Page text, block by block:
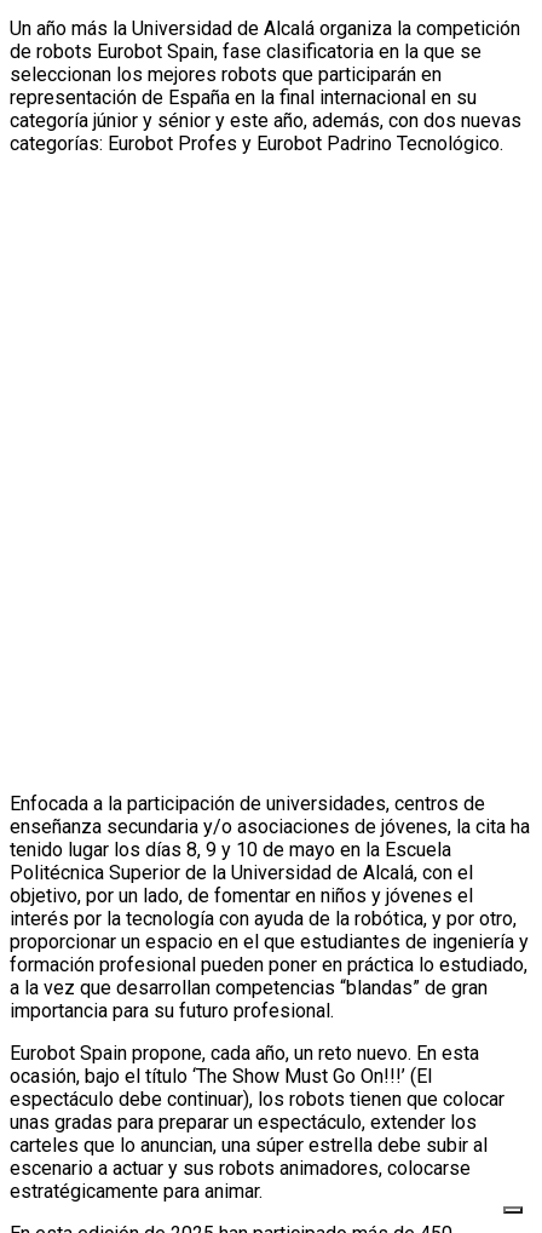
Un año más la Universidad de Alcalá organiza la competición
de robots Eurobot Spain, fase clasificatoria en la que se
seleccionan los mejores robots que participarán en
representación de España en la final internacional en su
categoría júnior y sénior y este año, además, con dos nuevas
categorías: Eurobot Profes y Eurobot Padrino Tecnológico.
Enfocada a la participación de universidades, centros de
enseñanza secundaria y/o asociaciones de jóvenes, la cita ha
tenido lugar los días 8, 9 y 10 de mayo en la Escuela
Politécnica Superior de la Universidad de Alcalá, con el
objetivo, por un lado, de fomentar en niños y jóvenes el
interés por la tecnología con ayuda de la robótica, y por otro,
proporcionar un espacio en el que estudiantes de ingeniería y
formación profesional pueden poner en práctica lo estudiado,
a la vez que desarrollan competencias “blandas” de gran
importancia para su futuro profesional.
Eurobot Spain propone, cada año, un reto nuevo. En esta
ocasión, bajo el título ‘The Show Must Go On!!!’ (El
espectáculo debe continuar), los robots tienen que colocar
unas gradas para preparar un espectáculo, extender los
carteles que lo anuncian, una súper estrella debe subir al
escenario a actuar y sus robots animadores, colocarse
estratégicamente para animar.